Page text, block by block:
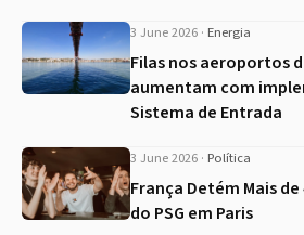
3 June 2026 · Energia
Filas nos aeroportos
aumentam com
Sistema de Entrada
3 June 2026 · Política
França Detém Mais
do PSG em Paris